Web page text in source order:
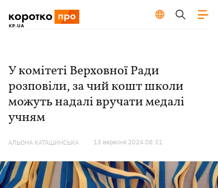
У комітеті Верховної Ради
розповіли, за чий кошт школи
можуть надалі вручати медалі
учням
АЛЬОНА КАТАШИНСЬКА 13 вересня 2024 08:31